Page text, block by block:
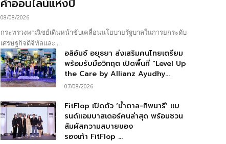
ค้าออนไลน์แห่งปี
08/08/2026
กระทรวงพาณิชย์เดินหน้าขับเคลื่อนนโยบายรัฐบาลในการยกระดับ
เศรษฐกิจดิจิทัลและ...
อลิอันซ์ อยุธยา ส่งเสริมคนไทยเตรียม
พร้อมรับมือวิกฤต เปิดพื้นที่ “Level Up
the Care by Allianz Ayudhy...
07/08/2026
FitFlop เปิดตัว ‘น้ำตาล-ทิพนารี’ แบ
รนด์แอมบาสเดอร์คนล่าสุด พร้อมชวน
สัมผัสความสบายของ
รองเท้า FitFlop ...